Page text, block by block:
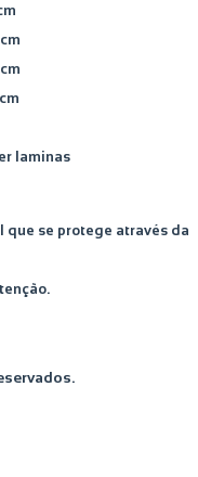
laminas
que se protege através da